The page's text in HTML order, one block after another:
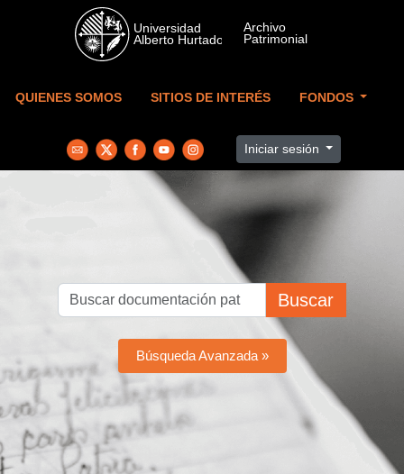
Skip to main content
QUIENES SOMOS SITIOS DE INTERÉS FONDOS
Iniciar sesión
Buscar
Búsqueda Avanzada »